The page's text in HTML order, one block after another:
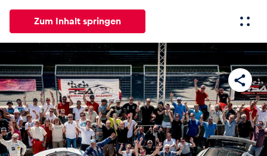
Zum Inhalt springen
Alle News Events Erlebnisse Seiten
News
Alle anzeigen